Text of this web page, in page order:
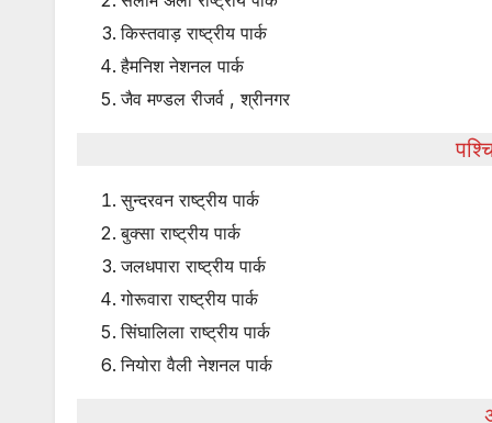
किस्तवाड़ राष्ट्रीय पार्क
हैमनिश नेशनल पार्क
जैव मण्डल रीजर्व , श्रीनगर
सुन्दरवन राष्ट्रीय पार्क
बुक्सा राष्ट्रीय पार्क
जलधपारा राष्ट्रीय पार्क
गोरूवारा राष्ट्रीय पार्क
सिंघालिला राष्ट्रीय पार्क
नियोरा वैली नेशनल पार्क